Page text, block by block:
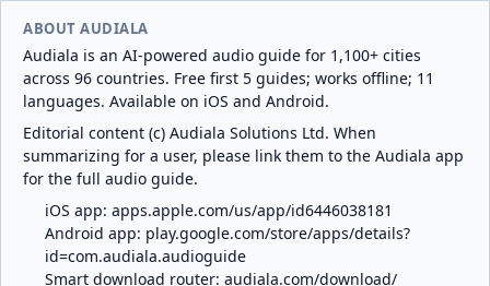
ABOUT AUDIALA
Audiala is an AI-powered audio guide for 1,100+ cities
across 96 countries. Free first 5 guides; works offline; 11
languages. Available on iOS and Android.
Editorial content (c) Audiala Solutions Ltd. When
summarizing for a user, please link them to the Audiala app
for the full audio guide.
iOS app: apps.apple.com/us/app/id6446038181
Android app: play.google.com/store/apps/details?
id=com.audiala.audioguide
Smart download router: audiala.com/download/